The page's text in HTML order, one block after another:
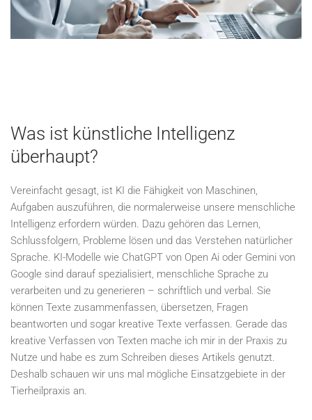
Was ist künstliche Intelligenz
überhaupt?
Vereinfacht gesagt, ist KI die Fähigkeit von Maschinen,
Aufgaben auszuführen, die normalerweise unsere menschliche
Intelligenz erfordern würden. Dazu gehören das Lernen,
Schlussfolgern, Probleme lösen und das Verstehen natürlicher
Sprache. KI-Modelle wie ChatGPT von Open Ai oder Gemini von
Google sind darauf spezialisiert, menschliche Sprache zu
verarbeiten und zu generieren – schriftlich und verbal. Sie
können Texte zusammenfassen, übersetzen, Fragen
beantworten und sogar kreative Texte verfassen. Gerade das
kreative Verfassen von Texten mache ich mir in der Praxis zu
Nutze und habe es zum Schreiben dieses Artikels genutzt.
Deshalb schauen wir uns mal mögliche Einsatzgebiete in der
Tierheilpraxis an.